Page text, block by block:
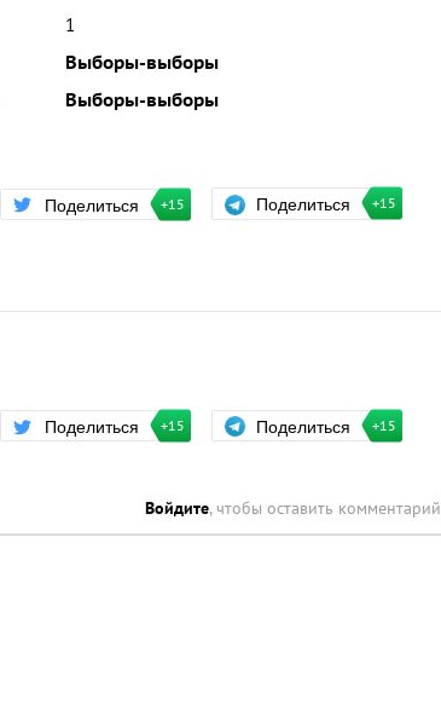
1
Выборы-выборы
Выборы-выборы
Поделиться +15 Поделиться +15
Поделиться +15 Поделиться +15
Войдите, чтобы оставить комментарий